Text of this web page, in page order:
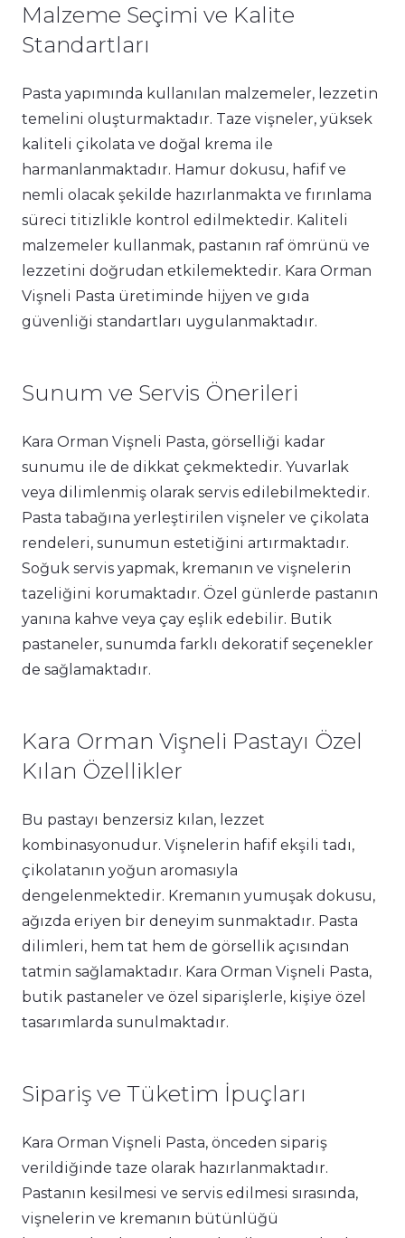
Malzeme Seçimi ve Kalite
Standartları
Pasta yapımında kullanılan malzemeler, lezzetin
temelini oluşturmaktadır. Taze vişneler, yüksek
kaliteli çikolata ve doğal krema ile
harmanlanmaktadır. Hamur dokusu, hafif ve
nemli olacak şekilde hazırlanmakta ve fırınlama
süreci titizlikle kontrol edilmektedir. Kaliteli
malzemeler kullanmak, pastanın raf ömrünü ve
lezzetini doğrudan etkilemektedir. Kara Orman
Vişneli Pasta üretiminde hijyen ve gıda
güvenliği standartları uygulanmaktadır.
Sunum ve Servis Önerileri
Kara Orman Vişneli Pasta, görselliği kadar
sunumu ile de dikkat çekmektedir. Yuvarlak
veya dilimlenmiş olarak servis edilebilmektedir.
Pasta tabağına yerleştirilen vişneler ve çikolata
rendeleri, sunumun estetiğini artırmaktadır.
Soğuk servis yapmak, kremanın ve vişnelerin
tazeliğini korumaktadır. Özel günlerde pastanın
yanına kahve veya çay eşlik edebilir. Butik
pastaneler, sunumda farklı dekoratif seçenekler
de sağlamaktadır.
Kara Orman Vişneli Pastayı Özel
Kılan Özellikler
Bu pastayı benzersiz kılan, lezzet
kombinasyonudur. Vişnelerin hafif ekşili tadı,
çikolatanın yoğun aromasıyla
dengelenmektedir. Kremanın yumuşak dokusu,
ağızda eriyen bir deneyim sunmaktadır. Pasta
dilimleri, hem tat hem de görsellik açısından
tatmin sağlamaktadır. Kara Orman Vişneli Pasta,
butik pastaneler ve özel siparişlerle, kişiye özel
tasarımlarda sunulmaktadır.
Sipariş ve Tüketim İpuçları
Kara Orman Vişneli Pasta, önceden sipariş
verildiğinde taze olarak hazırlanmaktadır.
Pastanın kesilmesi ve servis edilmesi sırasında,
vişnelerin ve kremanın bütünlüğü